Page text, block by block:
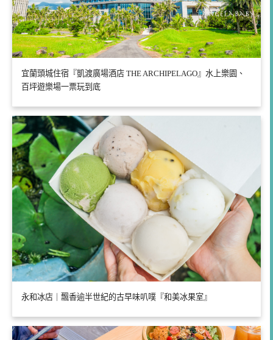
宜蘭頭城住宿『凱渡廣場酒店 THE ARCHIPELAGO』水上樂園、
百坪遊樂場一票玩到底
永和冰店｜飄香逾半世紀的古早味叭噗『和美冰果室』